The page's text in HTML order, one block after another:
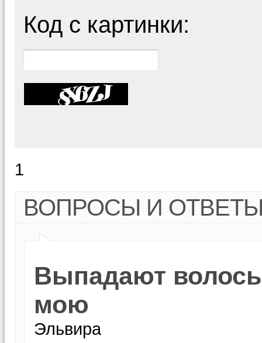
Код с картинки:
1
ВОПРОСЫ И
Выпадают
мою
Эльвира